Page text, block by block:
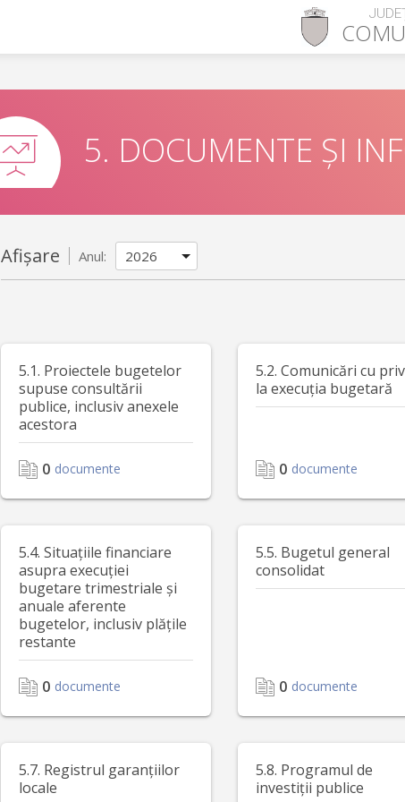
5. DOCUMENTE ȘI
Afișare Anul:
5.1. Proiectele bugetelor
supuse consultării
publice, inclusiv anexele
acestora
0 documente
5.2. Comunicări cu
la execuția bugetară
0 documente
5.4. Situațiile financiare
asupra execuției
bugetare trimestriale și
anuale aferente
bugetelor, inclusiv plățile
restante
0 documente
5.5. Bugetul general
consolidat
0 documente
5.7. Registrul garanțiilor
locale
5.8. Programul de
investiții publice